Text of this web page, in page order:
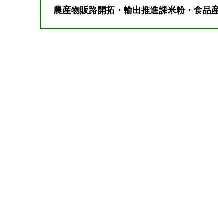
農産物販路開拓・輸出推進課米粉・食品